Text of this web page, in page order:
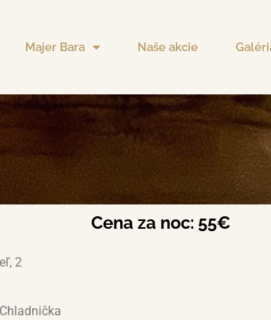
Majer Bara Naše akcie
2
Cena za noc: 55€